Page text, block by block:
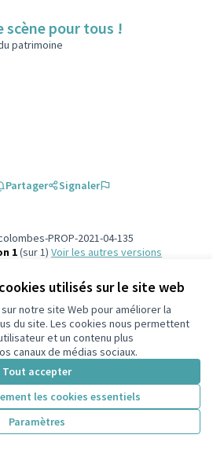
utilisés sur le site web
notre site Web pour améliorer la
du site. Les cookies nous permettent
et un contenu plus
canaux de médias sociaux.
Tout accepter
les cookies essentiels
Paramètres
scène pour tous !
patrimoine
Partager Signaler
PROP-2021-04-135
1(sur 1)
voir les autres versions
Facebook
Decidim .
Licence
(Lien